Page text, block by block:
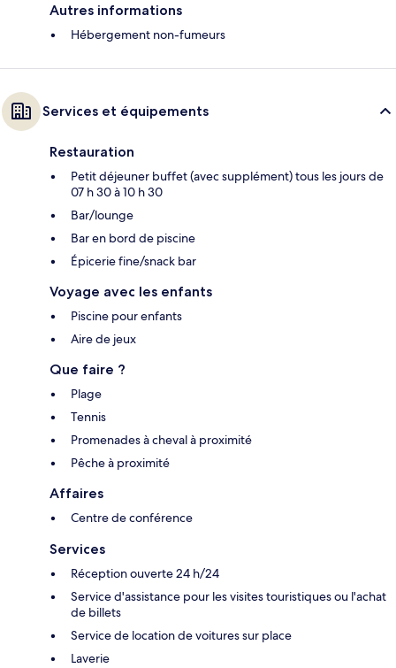
Autres informations
Hébergement non-fumeurs
Services et équipements
Restauration
Petit déjeuner buffet (avec supplément) tous les jours de
07 h 30 à 10 h 30
Bar/lounge
Bar en bord de piscine
Épicerie fine/snack bar
Voyage avec les enfants
Piscine pour enfants
Aire de jeux
Que faire ?
Plage
Tennis
Promenades à cheval à proximité
Pêche à proximité
Affaires
Centre de conférence
Services
Réception ouverte 24 h/24
Service d'assistance pour les visites touristiques ou l'achat
de billets
Service de location de voitures sur place
Laverie